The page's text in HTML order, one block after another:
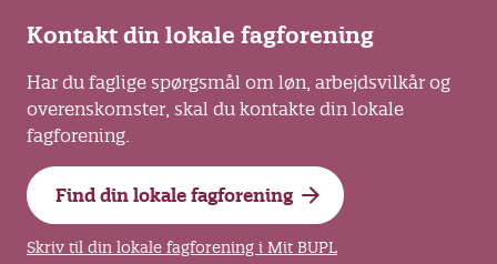
Kontakt din lokale fagforening
Har du faglige spørgsmål om løn, arbejdsvilkår og
overenskomster, skal du kontakte din lokale
fagforening.
Find din lokale fagforening
Skriv til din lokale fagforening i Mit BUPL